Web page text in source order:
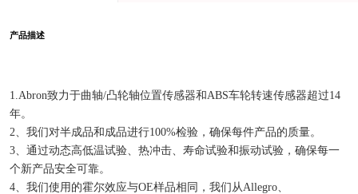
产品描述
1.Abron致力于曲轴/凸轮轴位置传感器和ABS车轮转速传感器超过14
年。
2、我们对半成品和成品进行100%检验，确保每件产品的质量。
3、通过动态高低温试验、热冲击、寿命试验和振动试验，确保每一
个新产品安全可靠。
4、我们使用的霍尔效应与OE样品相同，我们从Allegro、